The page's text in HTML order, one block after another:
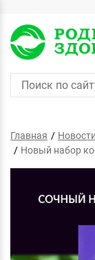
Главная
Новости
Новый набор